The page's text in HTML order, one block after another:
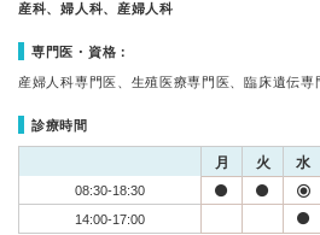
産科、婦人科、産婦人科
専門医・資格：
産婦人科専門医、生殖医療専門医、臨床遺伝専
診療時間
月 火 水
08:30-18:30
14:00-17:00